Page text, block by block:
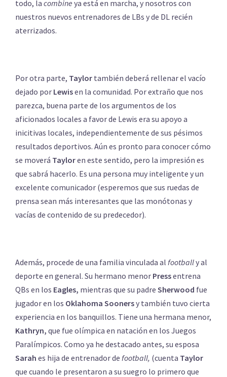
todo, la combine ya está en marcha, y nosotros con
nuestros nuevos entrenadores de LBs y de DL recién
aterrizados.
Por otra parte, Taylor también deberá rellenar el vacío
dejado por Lewisen la comunidad. Por extraño que nos
parezca, buena parte de los argumentos de los
aficionados locales a favor de Lewis era su apoyo a
inicitivas locales, independientemente de sus pésimos
resultados deportivos. Aún es pronto para conocer cómo
se moverá Tayloren este sentido, pero la impresión es
que sabrá hacerlo. Es una persona muy inteligente y un
excelente comunicador (esperemos que sus ruedas de
prensa sean más interesantes que las monótonas y
vacías de contenido de su predecedor).
Además, procede de una familia vinculada al footbally al
deporte en general. Su hermano menor Pressentrena
QBs en los Eagles, mientras que su padre Sherwood fue
jugador en los Oklahoma Soonersy también tuvo cierta
experiencia en los banquillos. Tiene una hermana menor,
Kathryn, que fue olímpica en natación en los Juegos
Paralímpicos. Como ya he destacado antes, su esposa
Sarah es hija de entrenador de football, (cuenta Taylor
que cuando le presentaron a su suegro lo primero que